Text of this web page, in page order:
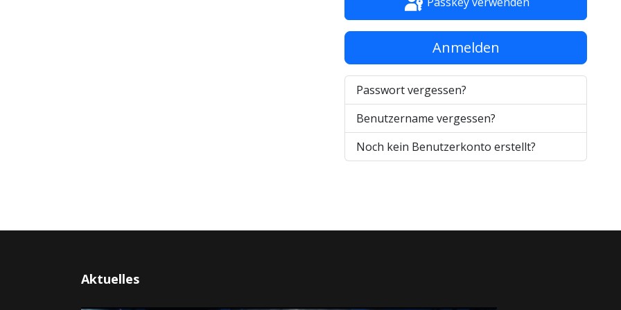
Anmelden
Passwort vergessen?
Benutzername vergessen?
Noch kein Benutzerkonto erstellt?
Aktuelles